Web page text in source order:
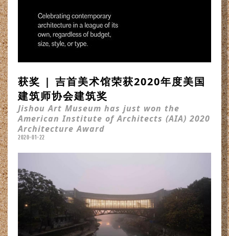
获奖 | 吉首美术馆荣获2020年度美国
建筑师协会建筑奖
Jishou Art Museum has just won the
American Institute of Architects (AIA) 2020
Architecture Award
2020-01-22